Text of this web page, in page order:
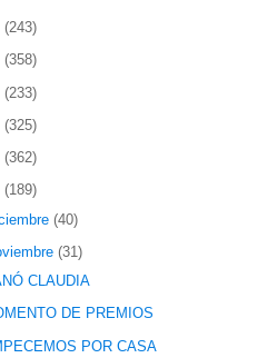
(243)
(358)
(233)
(325)
(362)
(189)
(40)
(31)
CLAUDIA
DE PREMIOS
POR CASA